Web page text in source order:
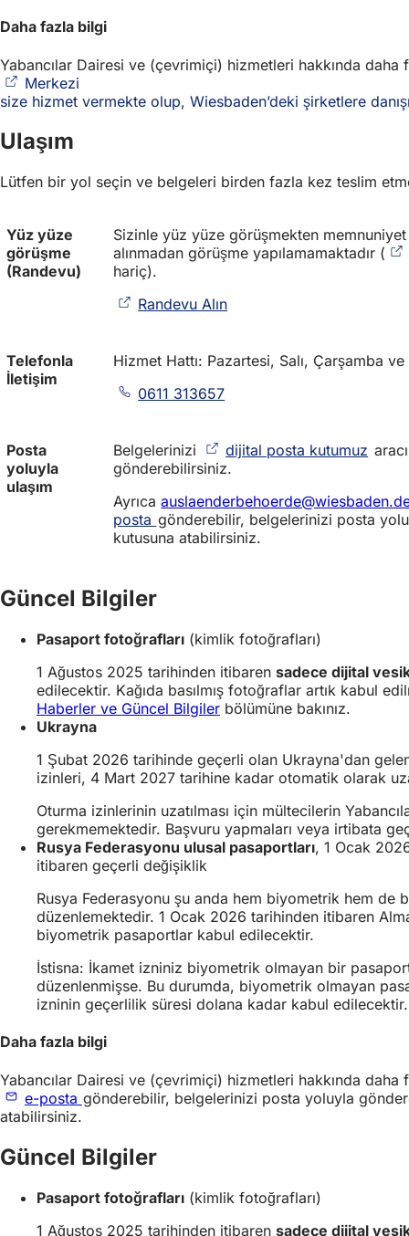
Daha fazla bilgi
Yabancılar Dairesi ve (çevrimiçi) hizmetleri hakkında
Merkezi
bir
size hizmet vermekte olup, Wiesbaden’deki şirketlere
Ulaşım
Lütfen bir yol seçin ve belgeleri birden fazla kez teslim
Yüz yüze
görüşme
(Randevu)
Sizinle yüz yüze görüşmekten
alınmadan görüşme yapılamamaktadır (
hariç).
Randevu Alın
n
s
e
m
e
d
l
r
)
Telefonla
İletişim
Hizmet Hattı: Pazartesi, Salı, Çarşamba
0611 313657
Posta
yoluyla
ulaşım
Belgelerinizi dijital posta kutumuz
n
i
e
d
ı
l
r
)
gönderebilirsiniz.
Ayrıca
posta gönderebilir, belgelerinizi posta
kutusuna atabilirsiniz.
Güncel Bilgiler
Pasaport fotoğrafları (kimlik fotoğrafları)
1 Ağustos 2025 tarihinden itibaren sadece dijital
edilecektir. Kağıda basılmış fotoğraflar artık kabul
Haberler ve Güncel Bilgiler bölümüne bakınız.
Ukrayna
1 Şubat 2026 tarihinde geçerli olan Ukrayna'dan
izinleri, 4 Mart 2027 tarihine kadar otomatik olarak
Oturma izinlerinin uzatılması için mültecilerin
gerekmemektedir. Başvuru yapmaları veya irtibata
Rusya Federasyonu ulusal pasaportları, 1 Ocak
itibaren geçerli değişiklik
Rusya Federasyonu şu anda hem biyometrik hem de
düzenlemektedir. 1 Ocak 2026 tarihinden itibaren
biyometrik pasaportlar kabul edilecektir.
İstisna: İkamet izniniz biyometrik olmayan bir
düzenlenmişse. Bu durumda, biyometrik olmayan
izninin geçerlilik süresi dolana kadar kabul edilecektir.
Daha fazla bilgi
Yabancılar Dairesi ve (çevrimiçi) hizmetleri hakkında
e-posta gönderebilir, belgelerinizi posta yoluyla
atabilirsiniz.
Güncel Bilgiler
Pasaport fotoğrafları (kimlik fotoğrafları)
1 Ağustos 2025 tarihinden itibaren sadece dijital